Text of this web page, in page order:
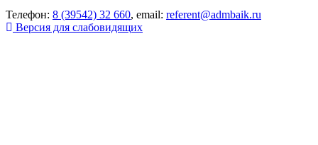
Телефон: 8 (39542) 32 660, email: referent@admbaik.ru
Версия для слабовидящих